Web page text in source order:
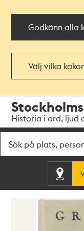
Godkänn alla
Välj vilka
navigationen
huvudinnehållet
Historia i ord, ljud